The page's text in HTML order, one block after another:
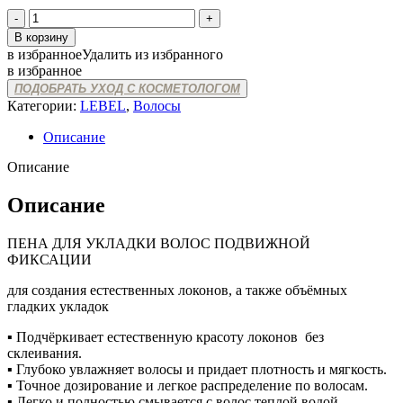
Количество
товара
LEBEL
TRIE
FOAM
4
В корзину
в избранноеУдалить из избранного
в избранное
ПОДОБРАТЬ УХОД С КОСМЕТОЛОГОМ
Категории: LEBEL, Волосы
Описание
Описание
Описание
ПЕНА ДЛЯ УКЛАДКИ ВОЛОС ПОДВИЖНОЙ
ФИКСАЦИИ
для создания естественных локонов, а также объёмных
гладких укладок
▪ Подчёркивает естественную красоту локонов без
склеивания.
▪ Глубоко увлажняет волосы и придает плотность и мягкость.
▪ Точное дозирование и легкое распределение по волосам.